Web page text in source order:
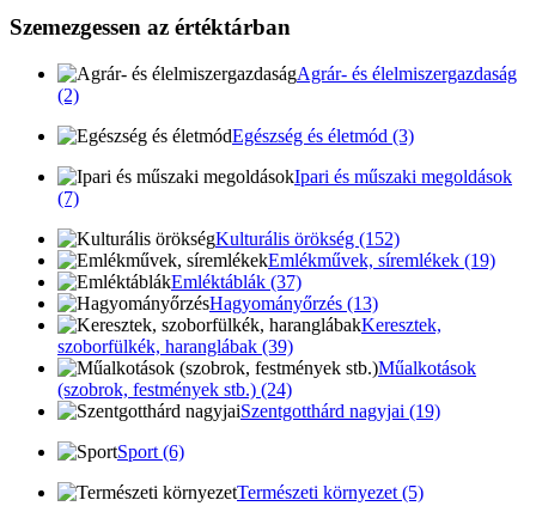
Szemezgessen az értéktárban
Agrár- és élelmiszergazdaság
(2)
Egészség és életmód (3)
Ipari és műszaki megoldások
(7)
Kulturális örökség (152)
Emlékművek, síremlékek (19)
Emléktáblák (37)
Hagyományőrzés (13)
Keresztek,
szoborfülkék, haranglábak (39)
Műalkotások
(szobrok, festmények stb.) (24)
Szentgotthárd nagyjai (19)
Sport (6)
Természeti környezet (5)